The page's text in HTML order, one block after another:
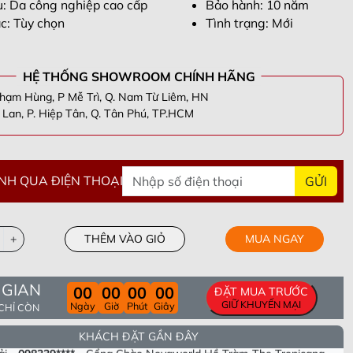
Da công nghiệp cao cấp
Tùy chọn
Bảo hành: 10 năm
Tình trạng: Mới
HỆ THỐNG SHOWROOM CHÍNH HÃNG
Hùng, P Mễ Trì, Q. Nam Từ Liêm, HN
P. Hiệp Tân, Q. Tân Phú, TP.HCM
QUA ĐIỆN THOẠI GỬI
+ THÊM VÀO GIỎ MUA NGAY
CÒN
00
Ngày
00
Giờ
00
Phút
00
Giây
ĐẶT MUA TRƯỚC
GIỮ KHUYẾN MẠI
KHÁCH ĐẶT GẦN ĐÂY
Thắng - 098305****- Tầng 40 Tòa HPC Lanmark Văn Khê, Hà
-090955****- Số 63 Lạc Long Quân, Hiệp Định, Hiệp Tân,
Ninh
-082693****- Khu cc empire . Tháp linden .phường Thủ Thiêm .
Đức. Tp Hồ chí minh- Cổng Chào Novaworld Hồ Tràm-The Tropicana,